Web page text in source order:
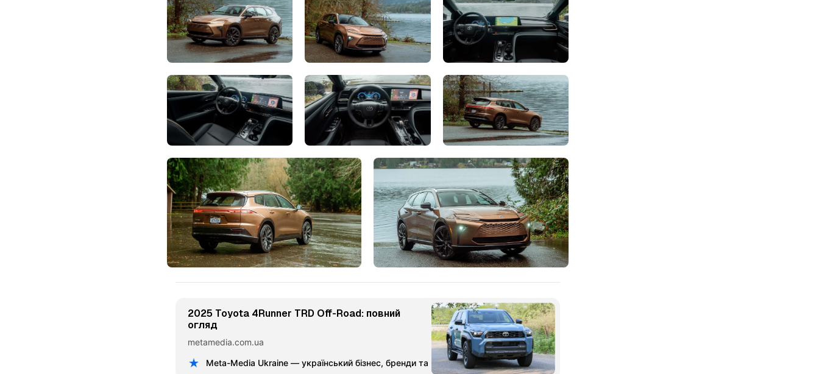
2025 Toyota 4Runner TRD Off-Road: повний
огляд
metamedia.com.ua
Meta-Media Ukraine — український бізнес, бренди та партнерства
Команда Мета-Медіа